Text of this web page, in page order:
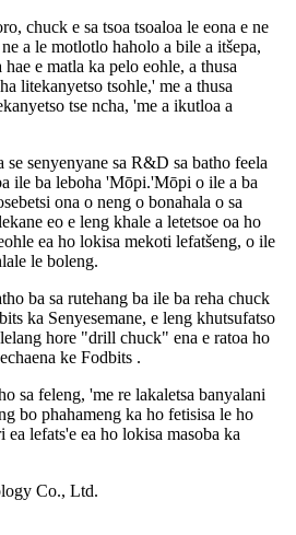
chuck e sa tsoa tsoaloa le eona e ne
a le motlotlo haholo a bile a itšepa,
hae e matla ka pelo eohle, a thusa
litekanyetso tsohle,' me a thusa
tse ncha, 'me a ikutloa a
se senyenyane sa R&D sa batho feela
ile ba leboha 'Mōpi.'Mōpi o ile a ba
ona o neng o bonahala o sa
eo e leng khale a letetsoe oa ho
ea ho lokisa mekoti lefatšeng, o ile
le boleng.
ba sa rutehang ba ile ba reha chuck
ka Senyesemane, e leng khutsufatso
hore "drill chuck" ena e ratoa ho
ke Fodbits .
sa feleng, 'me re lakaletsa banyalani
bo phahameng ka ho fetisisa le ho
lefats'e ea ho lokisa masoba ka
Co., Ltd.